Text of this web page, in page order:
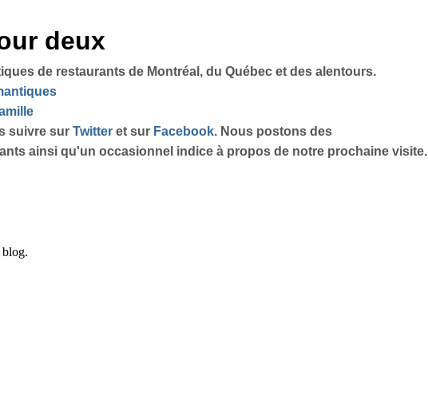
deux
de restaurants de Montréal, du Québec et des alentours.
suivre sur Twitter et sur Facebook. Nous postons des
ainsi qu'un occasionnel indice à propos de notre prochaine visite.
blog.